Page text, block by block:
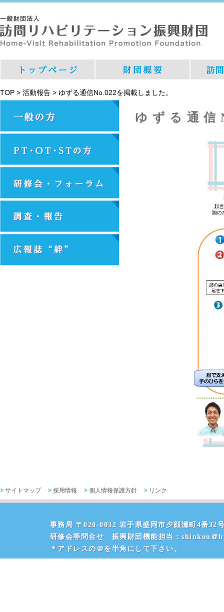
TOP > 活動報告 > ゆずる通信No.022を掲載しました。
ゆずる通
サイトマップ 採用情報 個人情報保護方針 リンク
事務局 〒020-0032 岩手県盛岡市夕顔瀬町4番32
研修会等問合せ 振興財団機能担当：
＊アドレスの＠を半角にして下さい。